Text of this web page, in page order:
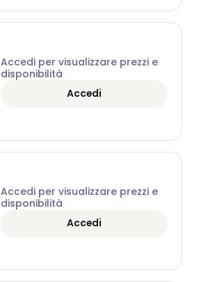
Accedi per visualizzare prezzi e
disponibilità
Accedi
Accedi per visualizzare prezzi e
disponibilità
Accedi